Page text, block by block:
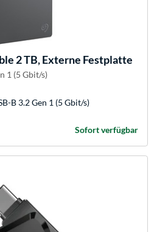
2 TB, Externe Festplatte
1 (5 Gbit/s)
B 3.2 Gen 1 (5 Gbit/s)
Sofort verfügbar